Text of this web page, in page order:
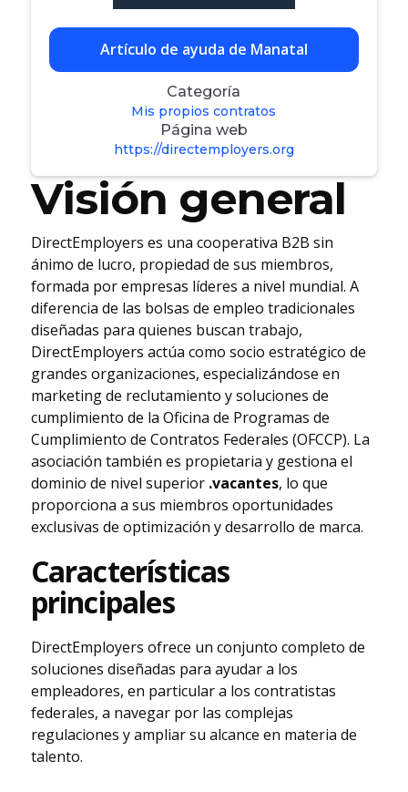
Artículo de ayuda de Manatal
Categoría
Mis propios contratos
Página web
https://directemployers.org
Visión general
DirectEmployers es una cooperativa B2B sin
ánimo de lucro, propiedad de sus miembros,
formada por empresas líderes a nivel mundial. A
diferencia de las bolsas de empleo tradicionales
diseñadas para quienes buscan trabajo,
DirectEmployers actúa como socio estratégico de
grandes organizaciones, especializándose en
marketing de reclutamiento y soluciones de
cumplimiento de la Oficina de Programas de
Cumplimiento de Contratos Federales (OFCCP). La
asociación también es propietaria y gestiona el
dominio de nivel superior .vacantes, lo que
proporciona a sus miembros oportunidades
exclusivas de optimización y desarrollo de marca.
Características
principales
DirectEmployers ofrece un conjunto completo de
soluciones diseñadas para ayudar a los
empleadores, en particular a los contratistas
federales, a navegar por las complejas
regulaciones y ampliar su alcance en materia de
talento.